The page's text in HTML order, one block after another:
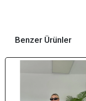
Benzer Ürünler